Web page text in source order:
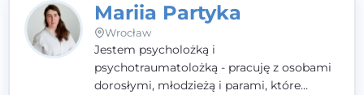
Mariia Partyka
Wrocław
Jestem psycholożką i
psychotraumatolożką - pracuję z osobami
dorosłymi, młodzieżą i parami, które